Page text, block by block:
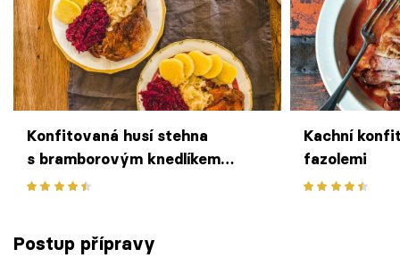
Konfitovaná husí stehna
s bramborovým knedlíkem
a zelím
Kachní
fazolemi
Postup přípravy